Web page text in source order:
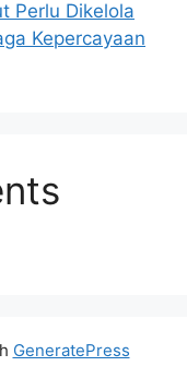
Perlu Dikelola
Kepercayaan
GeneratePress